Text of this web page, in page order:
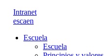
Intranet
escaen
Escuela
Escuela